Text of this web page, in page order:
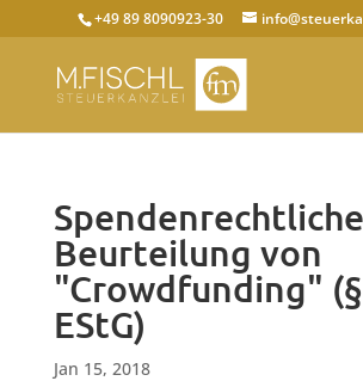
+49 89 8090923-30
Spendenrechtliche
Beurteilung von
"Crowdfunding"
EStG)
Jan 15, 2018